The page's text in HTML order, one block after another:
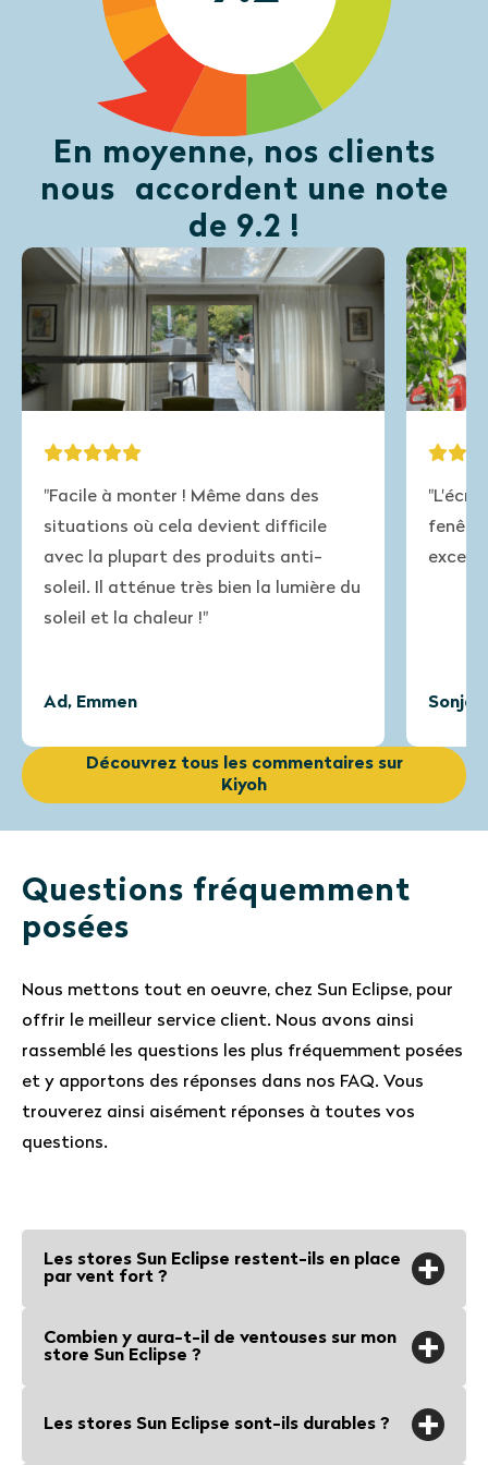
En moyenne, nos clients
nous accordent une note
de 9.2 !
Découvrez tous les commentaires sur
Kiyoh
"Facile à monter ! Même dans des
situations où cela devient difficile
avec la plupart des produits anti-
soleil. Il atténue très bien la lumière du
soleil et la chaleur !"
Ad, Emmen Sonja,
Questions fréquemment
posées
Nous mettons tout en oeuvre, chez Sun Eclipse, pour
offrir le meilleur service client. Nous avons ainsi
rassemblé les questions les plus fréquemment posées
et y apportons des réponses dans nos FAQ. Vous
trouverez ainsi aisément réponses à toutes vos
questions.
Les stores Sun Eclipse restent-ils en place
par vent fort ?
restent en place même pendant une
attrapent peu de vent car ils sont
Combien y aura-t-il de ventouses sur mon
store Sun Eclipse ?
100 cm maximum, si votre store a une
Les stores Sun Eclipse sont-ils durables ?